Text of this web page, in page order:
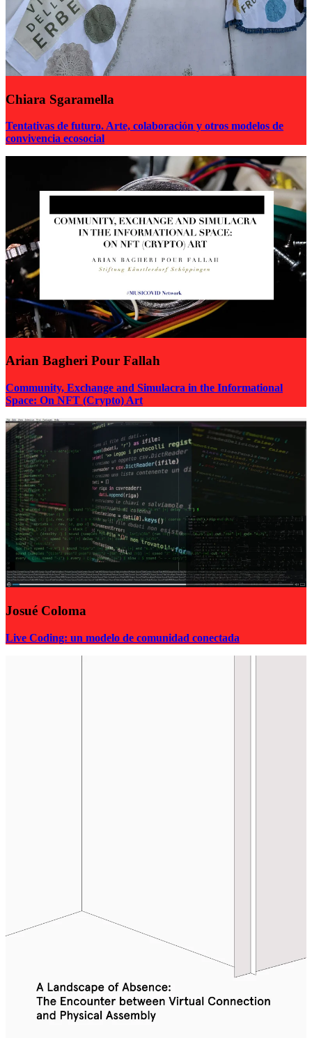
Chiara Sgaramella
Tentativas de futuro. Arte, colaboración y otros modelos de
convivencia ecosocial
Arian Bagheri Pour Fallah
Community, Exchange and Simulacra in the Informational
Space: On NFT (Crypto) Art
Josué Coloma
Live Coding: un modelo de comunidad conectada